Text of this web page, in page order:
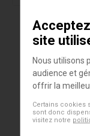
Produits
Flacons
T301
d'étanchéité
site
Nous utilisons
audience et
offrir la
Certains cookies
sont donc
visitez notre